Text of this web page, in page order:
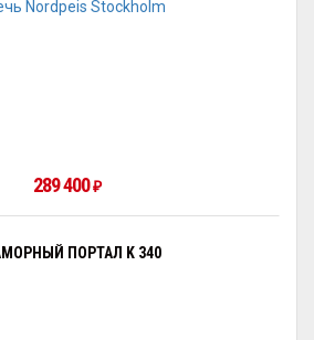
289 400₽
ПОРТАЛ K 340